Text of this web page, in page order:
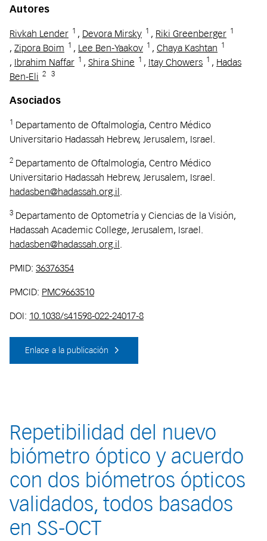
Autores
Rivkah Lender 1 , Devora Mirsky 1 , Riki Greenberger 1
, Zipora Boim 1 , Lee Ben-Yaakov 1 , Chaya Kashtan 1
, Ibrahim Naffar 1 , Shira Shine 1 , Itay Chowers 1 , Hadas
Ben-Eli 2 3
Asociados
1 Departamento de Oftalmología, Centro Médico
Universitario Hadassah Hebrew, Jerusalem, Israel.
2 Departamento de Oftalmología, Centro Médico
Universitario Hadassah Hebrew, Jerusalem, Israel.
hadasben@hadassah.org.il
3 Departamento de Optometría y Ciencias de la Visión,
Hadassah Academic College, Jerusalem, Israel.
hadasben@hadassah.org.il
PMID: 36376354
PMCID: PMC9663510
DOI: 10.1038/s41598-022-24017-8
Enlace a la publicación
Repetibilidad del nuevo
biómetro óptico y acuerdo
con dos biómetros ópticos
validados, todos basados
en SS-OCT